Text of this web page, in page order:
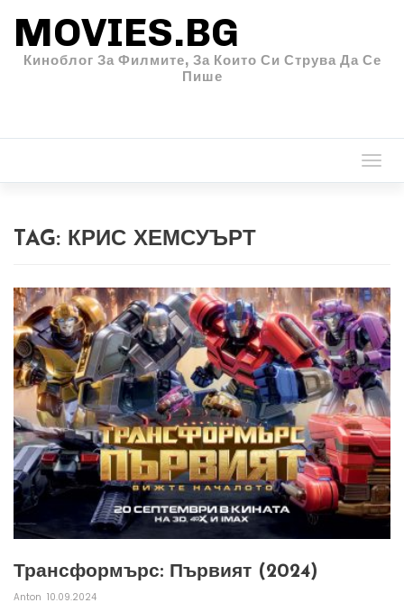
MOVIES.BG
Киноблог За Филмите, За Които Си Струва Да Се
Пише
TAG: КРИС ХЕМСУЪРТ
Трансформърс: Първият (2024)
Anton 10.09.2024